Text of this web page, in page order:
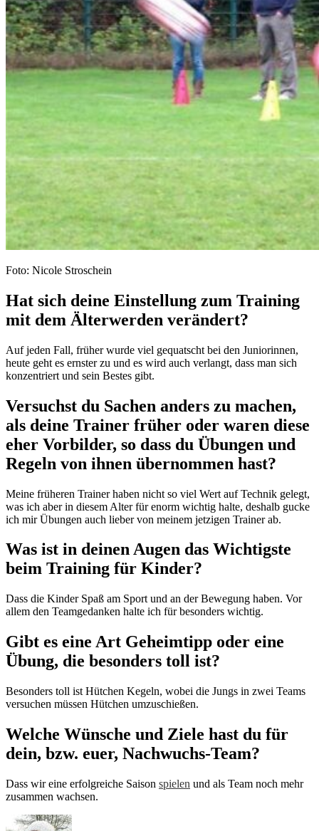
Foto: Nicole Stroschein
Hat sich deine Einstellung zum Training
mit dem Älterwerden verändert?
Auf jeden Fall, früher wurde viel gequatscht bei den Juniorinnen,
heute geht es ernster zu und es wird auch verlangt, dass man sich
konzentriert und sein Bestes gibt.
Versuchst du Sachen anders zu machen,
als deine Trainer früher oder waren diese
eher Vorbilder, so dass du Übungen und
Regeln von ihnen übernommen hast?
Meine früheren Trainer haben nicht so viel Wert auf Technik gelegt,
was ich aber in diesem Alter für enorm wichtig halte, deshalb gucke
ich mir Übungen auch lieber von meinem jetzigen Trainer ab.
Was ist in deinen Augen das Wichtigste
beim Training für Kinder?
Dass die Kinder Spaß am Sport und an der Bewegung haben. Vor
allem den Teamgedanken halte ich für besonders wichtig.
Gibt es eine Art Geheimtipp oder eine
Übung, die besonders toll ist?
Besonders toll ist Hütchen Kegeln, wobei die Jungs in zwei Teams
versuchen müssen Hütchen umzuschießen.
Welche Wünsche und Ziele hast du für
dein, bzw. euer, Nachwuchs-Team?
Dass wir eine erfolgreiche Saison spielen und als Team noch mehr
zusammen wachsen.